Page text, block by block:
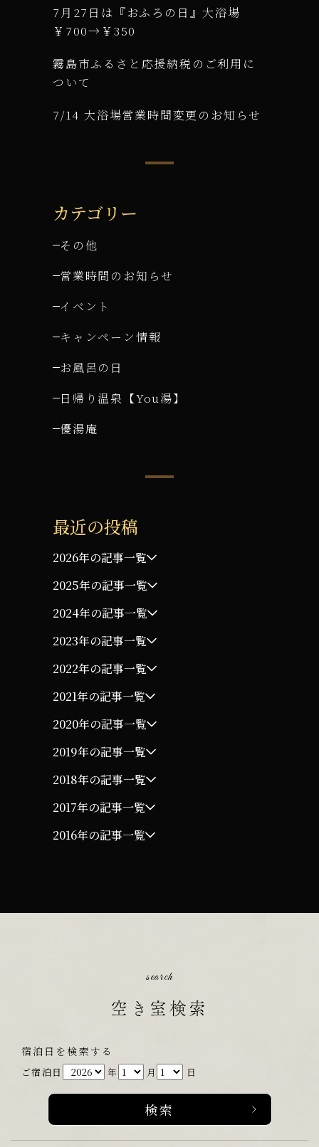
7月27日は『おふろの日』大浴場
￥700→￥350
霧島市ふるさと応援納税のご利用に
ついて
7/14 大浴場営業時間変更のお知らせ
カテゴリー
その他
営業時間のお知らせ
イベント
キャンペーン情報
お風呂の日
日帰り温泉【You湯】
優湯庵
最近の投稿
2026年の記事一覧
2025年の記事一覧
2024年の記事一覧
2023年の記事一覧
2022年の記事一覧
2021年の記事一覧
2020年の記事一覧
2019年の記事一覧
2018年の記事一覧
2017年の記事一覧
2016年の記事一覧
search
空き室検索
宿泊日を検索する
ご宿泊日 年 月 日